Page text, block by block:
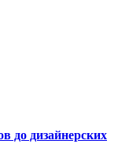
до дизайнерских